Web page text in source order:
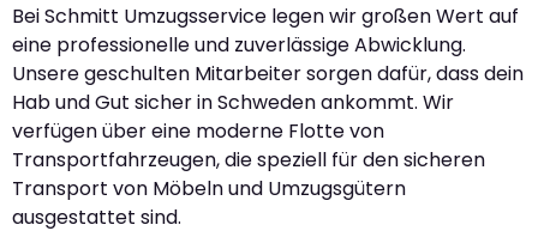
Bei Schmitt Umzugsservice legen wir großen Wert auf
eine professionelle und zuverlässige Abwicklung.
Unsere geschulten Mitarbeiter sorgen dafür, dass dein
Hab und Gut sicher in Schweden ankommt. Wir
verfügen über eine moderne Flotte von
Transportfahrzeugen, die speziell für den sicheren
Transport von Möbeln und Umzugsgütern
ausgestattet sind.